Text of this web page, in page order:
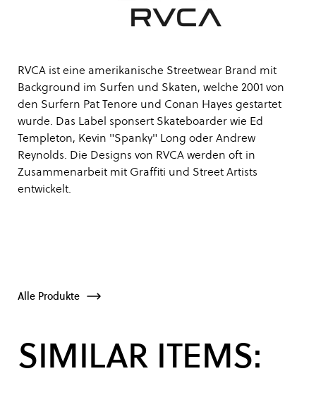
RVCA ist eine amerikanische Streetwear Brand mit
Background im Surfen und Skaten, welche 2001 von
den Surfern Pat Tenore und Conan Hayes gestartet
wurde. Das Label sponsert Skateboarder wie Ed
Templeton, Kevin "Spanky" Long oder Andrew
Reynolds. Die Designs von RVCA werden oft in
Zusammenarbeit mit Graffiti und Street Artists
entwickelt.
Alle Produkte
SIMILAR ITEMS: